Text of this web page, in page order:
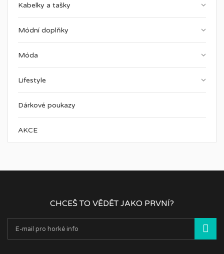
Kabelky a tašky keyboard_arrow_down
Módní doplňky keyboard_arrow_down
Móda keyboard_arrow_down
Lifestyle keyboard_arrow_down
Dárkové poukazy
AKCE
CHCEŠ TO VĚDĚT JAKO PRVNÍ?